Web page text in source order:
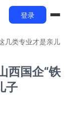
登录
几类专业才是亲儿
西国企“铁
子